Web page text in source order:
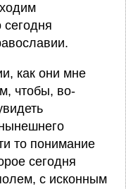
сегодня
как они мне
чтобы, во-
то понимание
сегодня
с исконным